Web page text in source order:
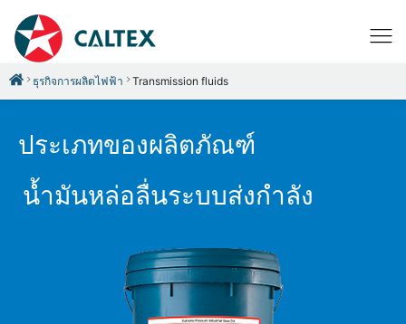
ธุรกิจการผลิตไฟฟ้า Transmission fluids
ประเภทของผลิตภัณฑ์
น้ำมันหล่อลื่นระบบส่งกำลัง